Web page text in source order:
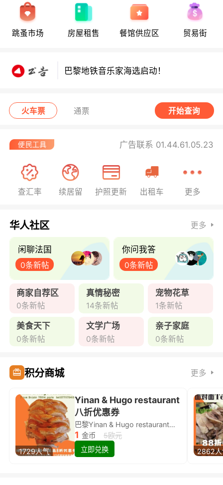
跳蚤市场 房屋租售 餐馆供应区 贸易街
8月6日要闻：法国医学实习名额大增！
巴黎地铁音乐家海选启动！
火车票 通票 开始查询
广告联系 01.44.61.05.23
查汇率 续居留 护照更新 出租车 更多
华人社区 更多
闲聊法国
0条新帖
你问我答
0条新帖
商家自荐区
0条新帖
真情秘密
14条新帖
宠物花草
1条新帖
美食天下
0条新帖
文学广场
0条新帖
亲子家庭
0条新帖
积分商城 更多
1729人气
Yinan & Hugo restaurant
八折优惠券
巴黎Yinan & Hugo restaurant除简餐类全场8折
1 金币
5欧元
立即兑换
2862